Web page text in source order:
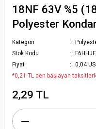
18NF 63V %5
Polyester
Kategori
Stok Kodu
Fiyat
0,04
*0,21 TL den başlayan
2,29 TL